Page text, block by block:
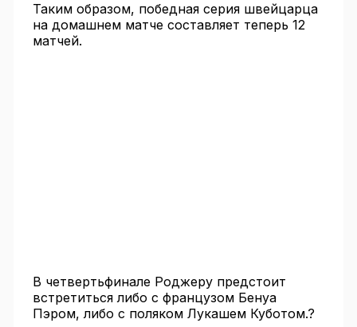
Таким образом, победная серия швейцарца
на домашнем матче составляет теперь 12
матчей.
В четвертьфинале Роджеру предстоит
встретиться либо с французом Бенуа
Пэром, либо с поляком Лукашем Куботом.?